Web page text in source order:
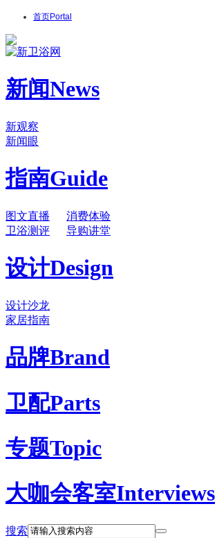
首页Portal
新闻News
新观察
新闻眼
指南Guide
图文直播
消费体验
卫浴测评
导购讲堂
设计Design
设计沙龙
家居指南
品牌Brand
卫配Parts
专题Topic
大咖会客室Interviews
搜索